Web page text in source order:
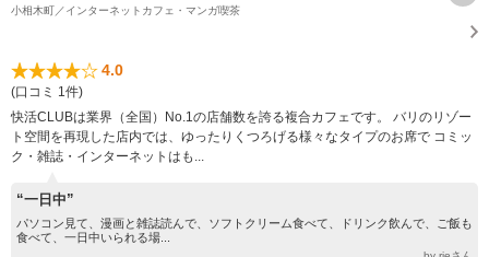
小相木町／インターネットカフェ・マンガ喫茶
4.0
(口コミ 1件)
快活CLUBは業界（全国）No.1の店舗数を誇る複合カフェです。 バリのリゾー
ト空間を再現した店内では、ゆったりくつろげる様々なタイプのお席で コミッ
ク・雑誌・インターネットはも...
“一日中”
パソコン見て、漫画と雑誌読んで、ソフトクリーム食べて、ドリンク飲んで、ご飯も
食べて、一日中いられる場...